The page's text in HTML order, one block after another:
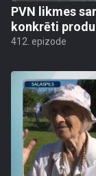
PVN likmes
konkrēti
412. epizode